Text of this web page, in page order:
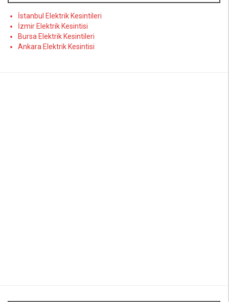
İstanbul Elektrik Kesintileri
İzmir Elektrik Kesintisi
Bursa Elektrik Kesintileri
Ankara Elektrik Kesintisi